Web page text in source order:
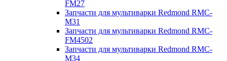
FM27
Запчасти для мультиварки Redmond RMC-
M31
Запчасти для мультиварки Redmond RMC-
FM4502
Запчасти для мультиварки Redmond RMC-
M34